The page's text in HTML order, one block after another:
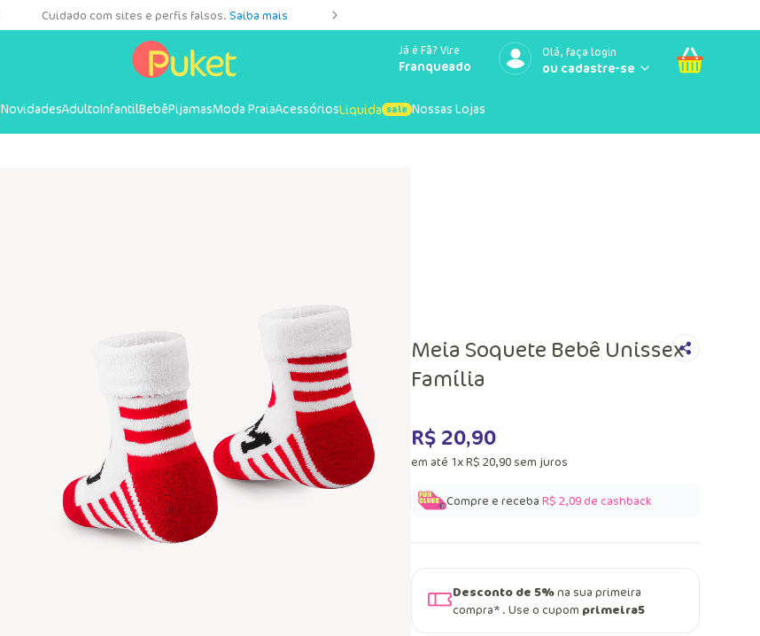
Cuidado com sites e perfis falsos. Saiba mais
Já é Fã? Vire
Franqueado
Olá, faça login
NovidadesAdultoInfantilBebêPijamasModa PraiaAcessóriosLiquida Nossas Lojas
Meia Soquete Bebê Unissex
Família
R$ 20,90
em até 1xR$ 20,90 sem juros
Compre e receba R$ 2,09de cashback
Desconto de 5%na sua primeira
compra* . Use o cupom primeira5